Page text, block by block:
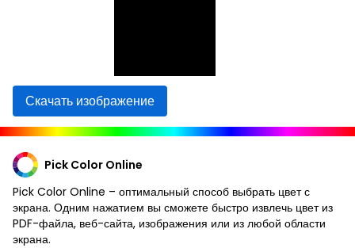
Скачать изображение
Pick Color Online
Pick Color Online – оптимальный способ выбрать цвет с
экрана. Одним нажатием вы сможете быстро извлечь цвет из
PDF-файла, веб-сайта, изображения или из любой области
экрана.